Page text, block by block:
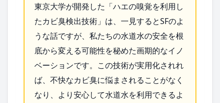
東京大学が開発した「ハエの嗅覚を利用し
たカビ臭検出技術」は、一見するとSFのよ
うな話ですが、私たちの水道水の安全を根
底から変える可能性を秘めた画期的なイノ
ベーションです。この技術が実用化されれ
ば、不快なカビ臭に悩まされることがなく
なり、より安心して水道水を利用できるよ